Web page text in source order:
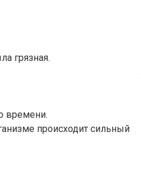
грязная.
времени.
происходит сильный